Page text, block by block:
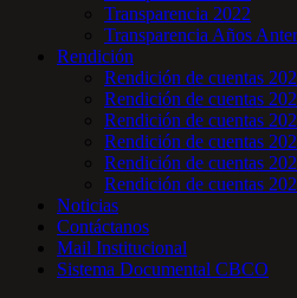
Transparencia 2022
Transparencia Años
Rendición
Rendición de cuentas
Rendición de cuentas
Rendición de cuentas
Rendición de cuentas
Rendición de cuentas
Rendición de cuentas
Noticias
Contáctanos
Mail Institucional
Sistema Documental CBCO